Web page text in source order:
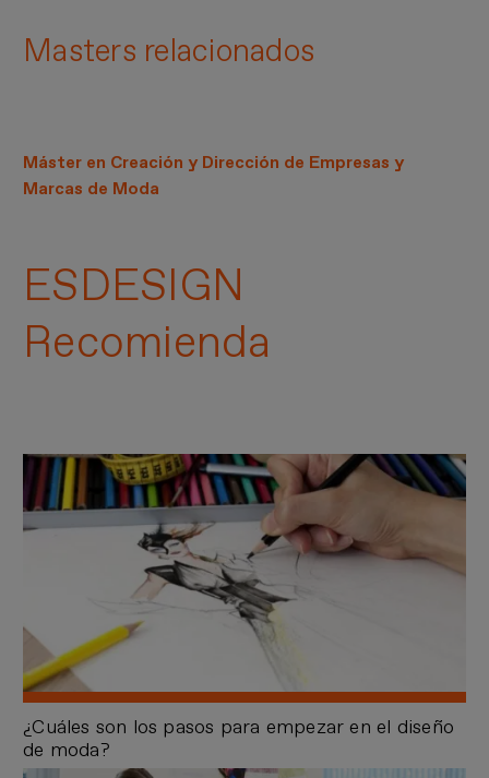
Masters relacionados
Máster en Creación y Dirección de Empresas y
Marcas de Moda
ESDESIGN
Recomienda
¿Cuáles son los pasos para empezar en el diseño
de moda?